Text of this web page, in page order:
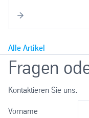
Alle Artikel
Fragen
Kontaktieren Sie uns.
Vorname